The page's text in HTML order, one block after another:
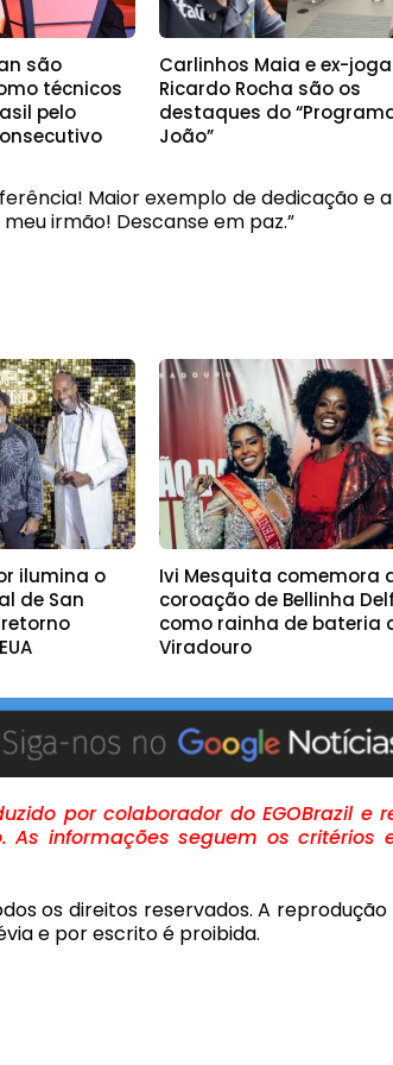
são
técnicos
pelo
Carlinhos Maia e ex-
Ricardo Rocha são os
destaques do
João”
Maior exemplo de dedicação e
irmão! Descanse em paz.”
ilumina o
de San
Ivi Mesquita comemora
coroação de Bellinha
como rainha de bateria
Viradouro
por colaborador do EGOBrazil
As informações seguem os critérios
os direitos reservados. A
e por escrito é proibida.